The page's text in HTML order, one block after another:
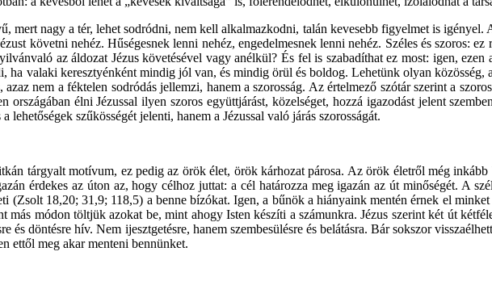
mert nagy a tér, lehet sodródni, nem kell alkalmazkodni, talán kevesebb figyelmet is igényel.
követni nehéz. Hűségesnek lenni nehéz, engedelmesnek lenni nehéz. Széles és szoros:
az áldozat Jézus követésével vagy anélkül? És fel is szabadíthat ez most: igen,
ha valaki keresztyénként mindig jól van, és mindig örül és boldog. Lehetünk olyan közösség,
nem a féktelen sodródás jellemzi, hanem a szorosság. Az értelmező szótár szerint a
országában élni Jézussal ilyen szoros együttjárást, közelséget, hozzá igazodást jelent
lehetőségek szűkösségét jelenti, hanem a Jézussal való járás szorosságát.
tárgyalt motívum, ez pedig az örök élet, örök kárhozat párosa. Az örök életről még
érdekes az úton az, hogy célhoz juttat: a cél határozza meg igazán az út minőségét. A
(Zsolt 18,20; 31,9; 118,5) a benne bízókat. Igen, a bűnök a hiányaink mentén érnek el
más módon töltjük azokat be, mint ahogy Isten készíti a számunkra. Jézus szerint két út
és döntésre hív. Nem ijesztgetésre, hanem szembesülésre és belátásra. Bár sokszor
ettől meg akar menteni bennünket.